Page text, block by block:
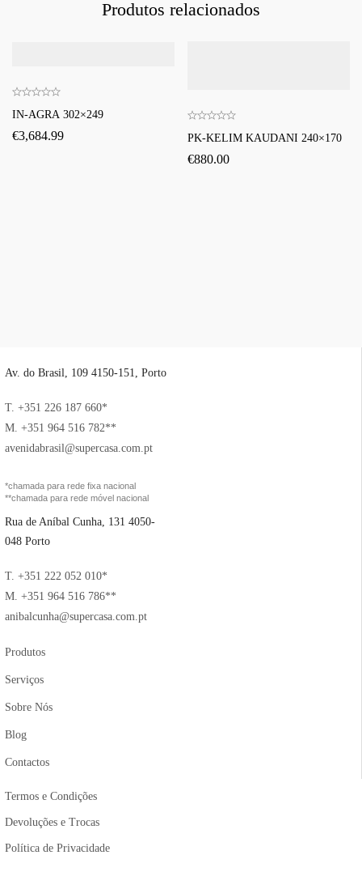
Produtos relacionados
IN-AGRA 302×249
€3,684.99 PK-KELIM KAUDANI 240×170
€880.00
Av. do Brasil, 109 4150-151, Porto
T. +351 226 187 660*
M. +351 964 516 782**
avenidabrasil@supercasa.com.pt
*chamada para rede fixa nacional
**chamada para rede móvel nacional
Rua de Aníbal Cunha, 131 4050-
048 Porto
T. +351 222 052 010*
M. +351 964 516 786**
anibalcunha@supercasa.com.pt
Produtos
Serviços
Sobre Nós
Blog
Contactos
Termos e Condições
Devoluções e Trocas
Política de Privacidade